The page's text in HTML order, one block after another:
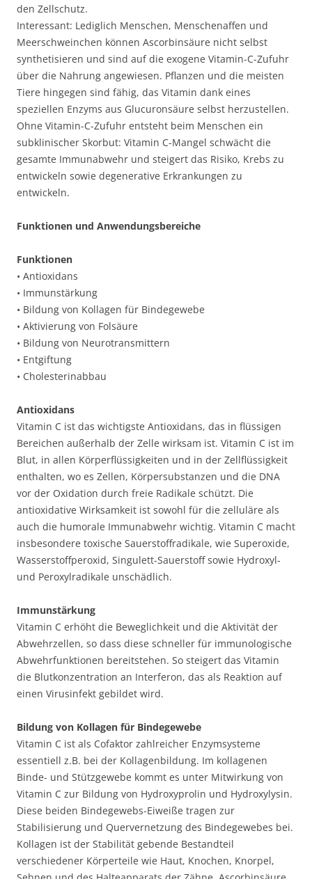
den Zellschutz.
Interessant: Lediglich Menschen, Menschenaffen und
Meerschweinchen können Ascorbinsäure nicht selbst
synthetisieren und sind auf die exogene Vitamin-C-Zufuhr
über die Nahrung angewiesen. Pflanzen und die meisten
Tiere hingegen sind fähig, das Vitamin dank eines
speziellen Enzyms aus Glucuronsäure selbst herzustellen.
Ohne Vitamin-C-Zufuhr entsteht beim Menschen ein
subklinischer Skorbut: Vitamin C-Mangel schwächt die
gesamte Immunabwehr und steigert das Risiko, Krebs zu
entwickeln sowie degenerative Erkrankungen zu
entwickeln.
Funktionen und Anwendungsbereiche
Funktionen
• Antioxidans
• Immunstärkung
• Bildung von Kollagen für Bindegewebe
• Aktivierung von Folsäure
• Bildung von Neurotransmittern
• Entgiftung
• Cholesterinabbau
Antioxidans
Vitamin C ist das wichtigste Antioxidans, das in flüssigen
Bereichen außerhalb der Zelle wirksam ist. Vitamin C ist im
Blut, in allen Körperflüssigkeiten und in der Zellflüssigkeit
enthalten, wo es Zellen, Körpersubstanzen und die DNA
vor der Oxidation durch freie Radikale schützt. Die
antioxidative Wirksamkeit ist sowohl für die zelluläre als
auch die humorale Immunabwehr wichtig. Vitamin C macht
insbesondere toxische Sauerstoffradikale, wie Superoxide,
Wasserstoffperoxid, Singulett-Sauerstoff sowie Hydroxyl-
und Peroxylradikale unschädlich.
Immunstärkung
Vitamin C erhöht die Beweglichkeit und die Aktivität der
Abwehrzellen, so dass diese schneller für immunologische
Abwehrfunktionen bereitstehen. So steigert das Vitamin
die Blutkonzentration an Interferon, das als Reaktion auf
einen Virusinfekt gebildet wird.
Bildung von Kollagen für Bindegewebe
Vitamin C ist als Cofaktor zahlreicher Enzymsysteme
essentiell z.B. bei der Kollagenbildung. Im kollagenen
Binde- und Stützgewebe kommt es unter Mitwirkung von
Vitamin C zur Bildung von Hydroxyprolin und Hydroxylysin.
Diese beiden Bindegewebs-Eiweiße tragen zur
Stabilisierung und Quervernetzung des Bindegewebes bei.
Kollagen ist der Stabilität gebende Bestandteil
verschiedener Körperteile wie Haut, Knochen, Knorpel,